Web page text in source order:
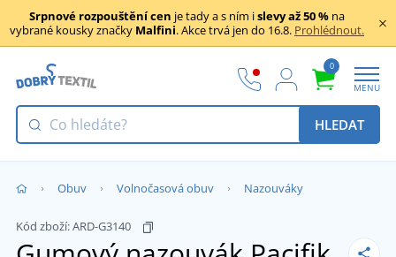
Srpnové rozpouštění cen je tady a s ním islevy až 50 % na
vybrané kousky značky Malfini. Akce trvá jen do 16.8. Prohlédnout.
0
MENU
HLEDAT
Obuv Volnočasová obuv Nazouváky
Kód zboží:ARD-G3140